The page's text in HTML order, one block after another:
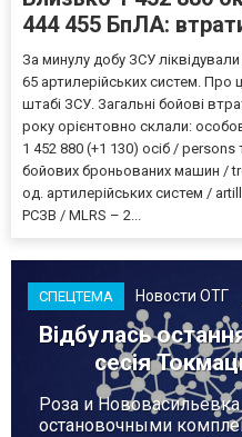
444 455 БпЛА:
За минулу добу ЗСУ ліквідували
65 артилерійських систем. Про
штабі ЗСУ. Загальні бойові
року орієнтовно склали:
1 452 880 (+1 130) осіб / persons
бойових броньованих машин /
од. артилерійських систем /
РСЗВ / MLRS – 2...
СПЕЦТЕМА Новости ОТГ
Відбулась
сесія
Роза и
остановочными